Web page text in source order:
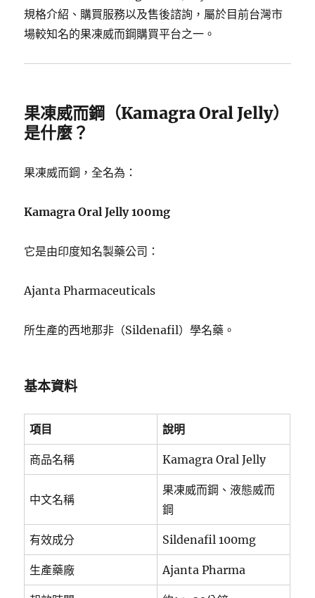
規格介紹、購買服務以及售後諮詢，屬於目前台灣市
場較知名的果凍威而鋼購買平台之一。
果凍威而鋼（Kamagra Oral Jelly）
是什麼？
果凍威而鋼，全名為：
Kamagra Oral Jelly 100mg
它是由印度知名製藥公司：
Ajanta Pharmaceuticals
所生產的西地那非（Sildenafil）學名藥。
基本資料
項目 說明
商品名稱 Kamagra Oral Jelly
中文名稱
果凍威而鋼、液態威而
鋼
有效成分 Sildenafil 100mg
生產藥廠 Ajanta Pharma